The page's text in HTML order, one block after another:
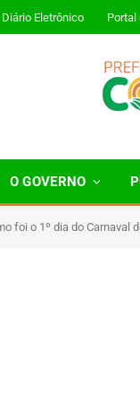
Diário Eletrônico Portal
O GOVERNO
foi o 1º dia do Carnaval